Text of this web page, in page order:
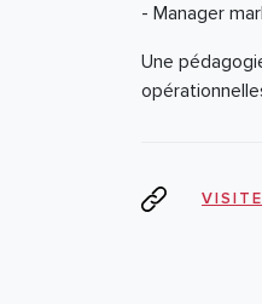
- Manager
Une